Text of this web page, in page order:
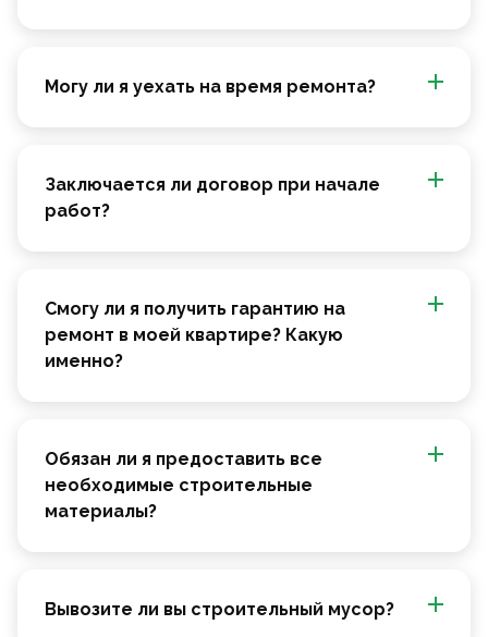
Могу ли я уехать на время ремонта?
Заключается ли договор при начале
работ?
Смогу ли я получить гарантию на
ремонт в моей квартире? Какую
именно?
Обязан ли я предоставить все
необходимые строительные
материалы?
Вывозите ли вы строительный мусор?